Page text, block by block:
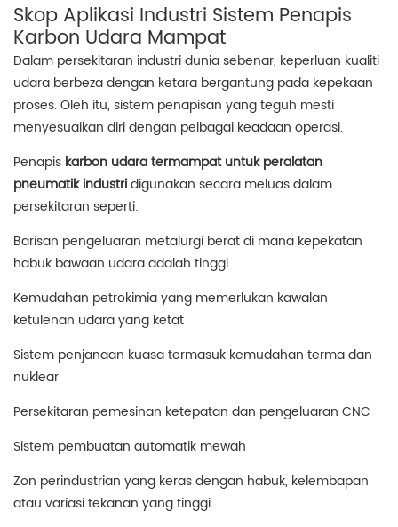
Skop Aplikasi Industri Sistem Penapis
Karbon Udara Mampat
Dalam persekitaran industri dunia sebenar, keperluan kualiti
udara berbeza dengan ketara bergantung pada kepekaan
proses. Oleh itu, sistem penapisan yang teguh mesti
menyesuaikan diri dengan pelbagai keadaan operasi.
Penapis karbon udara termampat untuk peralatan
pneumatik industridigunakan secara meluas dalam
persekitaran seperti:
Barisan pengeluaran metalurgi berat di mana kepekatan
habuk bawaan udara adalah tinggi
Kemudahan petrokimia yang memerlukan kawalan
ketulenan udara yang ketat
Sistem penjanaan kuasa termasuk kemudahan terma dan
nuklear
Persekitaran pemesinan ketepatan dan pengeluaran CNC
Sistem pembuatan automatik mewah
Zon perindustrian yang keras dengan habuk, kelembapan
atau variasi tekanan yang tinggi